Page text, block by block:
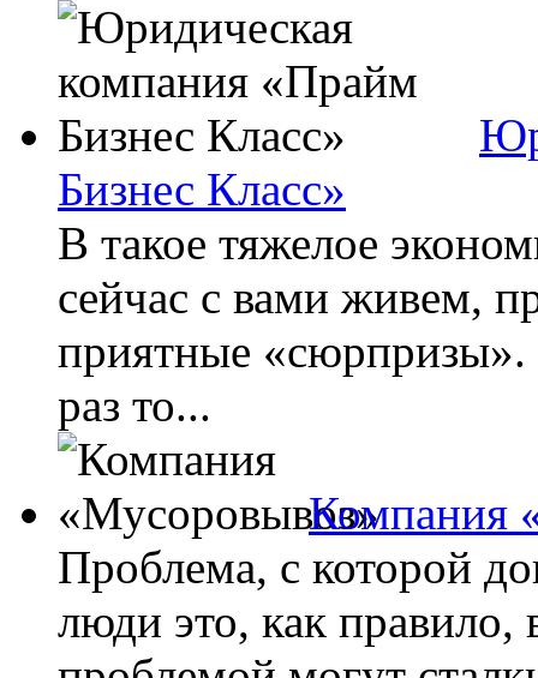
Бизнес Класс»
В такое тяжелое
сейчас с вами живем,
приятные «сюрпризы».
раз то...
Компания
Проблема, с которой
люди это, как